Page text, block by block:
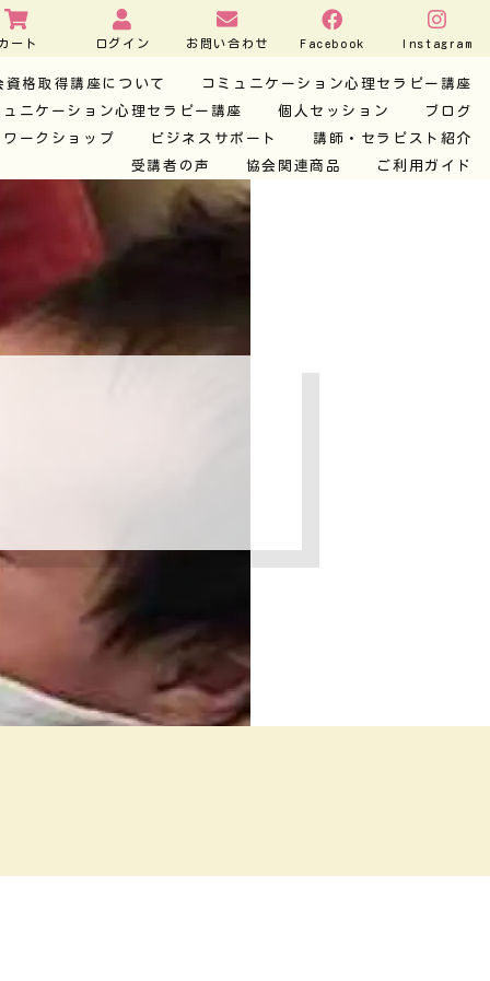
ート ログイン お問い合わせ Facebook Instagram
資格取得講座について
コミュニケーション心理セラピー講座
ニケーション心理セラピー講座
個人セッション
ブログ
ークショップ ビジネスサポート
講師・セラピスト紹介
受講者の声
協会関連商品 ご利用ガイド